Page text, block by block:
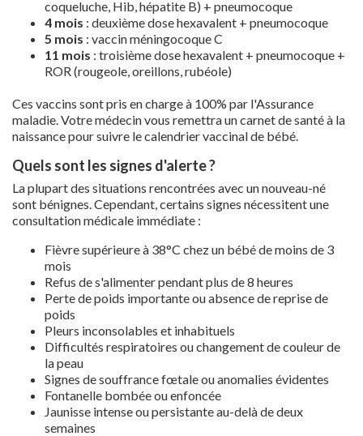
coqueluche, Hib, hépatite B) + pneumocoque
4 mois : deuxième dose hexavalent + pneumocoque
5 mois : vaccin méningocoque C
11 mois : troisième dose hexavalent + pneumocoque +
ROR (rougeole, oreillons, rubéole)
Ces vaccins sont pris en charge à 100% par l'Assurance
maladie. Votre médecin vous remettra un carnet de santé à la
naissance pour suivre le calendrier vaccinal de bébé.
Quels sont les signes d'alerte ?
La plupart des situations rencontrées avec un nouveau-né
sont bénignes. Cependant, certains signes nécessitent une
consultation médicale immédiate :
Fièvre supérieure à 38°C chez un bébé de moins de 3
mois
Refus de s'alimenter pendant plus de 8 heures
Perte de poids importante ou absence de reprise de
poids
Pleurs inconsolables et inhabituels
Difficultés respiratoires ou changement de couleur de
la peau
Signes de souffrance fœtale ou anomalies évidentes
Fontanelle bombée ou enfoncée
Jaunisse intense ou persistante au-delà de deux
semaines